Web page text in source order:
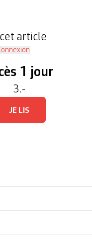
article
1 jour
3.-
JE LIS